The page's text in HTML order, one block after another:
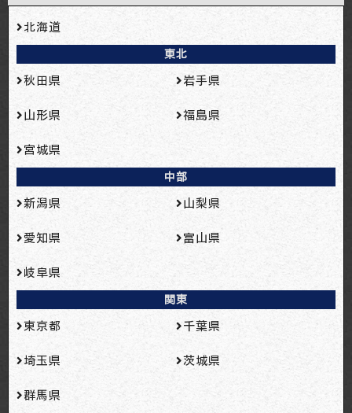
北海道
東北
秋田県 岩手県
山形県 福島県
宮城県
中部
新潟県 山梨県
愛知県 富山県
岐阜県
関東
東京都 千葉県
埼玉県 茨城県
群馬県